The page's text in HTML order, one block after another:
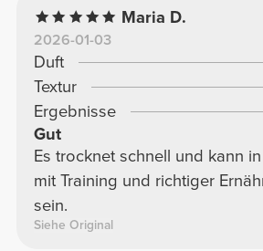
Maria D.
2026-01-03
Duft
Textur
Ergebnisse
Gut
Es trocknet schnell und kann
mit Training und richtiger
sein.
Siehe Original